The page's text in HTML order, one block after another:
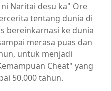
Naritai desu ka" Ore
tentang dunia di
bereinkarnasi ke dunia
merasa puas dan
untuk menjadi
Cheat" yang
50.000 tahun.